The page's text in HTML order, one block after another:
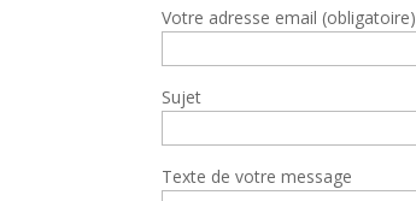
Votre adresse email (obligatoire)
Sujet
Texte de votre message